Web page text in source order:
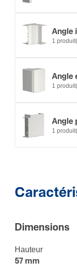
Angle
1
Angle
1
Angle
1
Dimen­sions
Hauteur
57 mm